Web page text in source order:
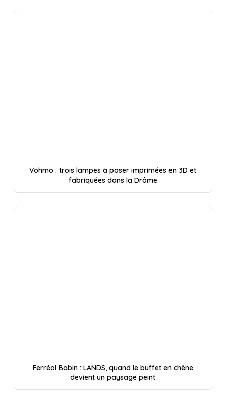
Vohmo : trois lampes à poser imprimées en 3D et
fabriquées dans la Drôme
Ferréol Babin : LANDS, quand le buffet en chêne
devient un paysage peint